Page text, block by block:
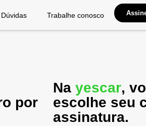
Dúvidas Trabalhe conosco
por
Na yescar,
escolhe seu
assinatura.